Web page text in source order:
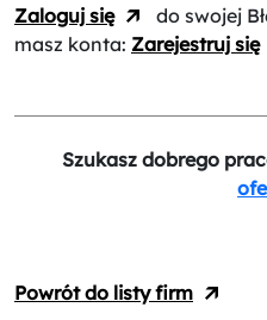
Zaloguj się
do swojej
masz konta: Zarejestruj się
Szukasz dobrego
Powrót do listy firm